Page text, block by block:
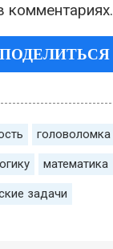
комментариях.
ПОДЕЛИТЬСЯ
головоломка
математика
задачи